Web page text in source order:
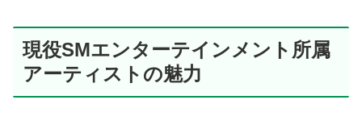
現役SMエンターテインメント所属
アーティストの魅力